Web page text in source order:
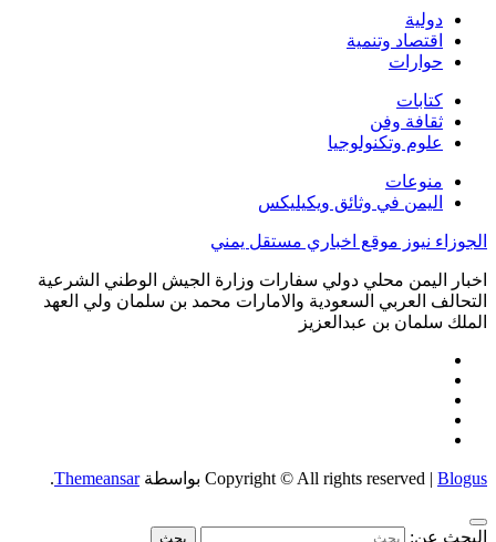
دولية
اقتصاد وتنمية
حوارات
كتابات
ثقافة وفن
علوم وتكنولوجيا
منوعات
اليمن في وثائق ويكيليكس
الجوزاء نيوز موقع اخباري مستقل يمني
اخبار اليمن محلي دولي سفارات وزارة الجيش الوطني الشرعية
التحالف العربي السعودية والامارات محمد بن سلمان ولي العهد
الملك سلمان بن عبدالعزيز
Copyright © All rights reserved | Blogus بواسطةThemeansar
.
البحث عن: